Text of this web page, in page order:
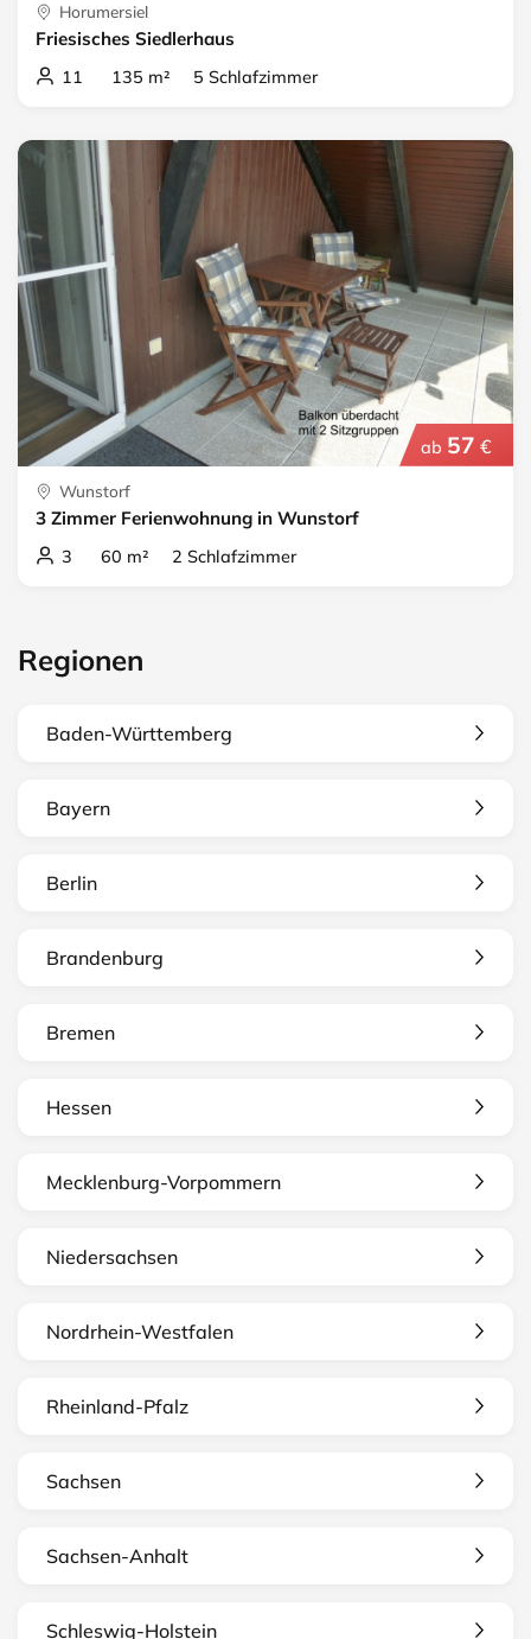
Horumersiel
Friesisches Siedlerhaus
11 135 m² 5 Schlafzimmer
ab 57 €
Wunstorf
3 Zimmer Ferienwohnung in Wunstorf
3 60 m² 2 Schlafzimmer
Regionen
Baden-Württemberg
Bayern
Berlin
Brandenburg
Bremen
Hessen
Mecklenburg-Vorpommern
Niedersachsen
Nordrhein-Westfalen
Rheinland-Pfalz
Sachsen
Sachsen-Anhalt
Schleswig-Holstein